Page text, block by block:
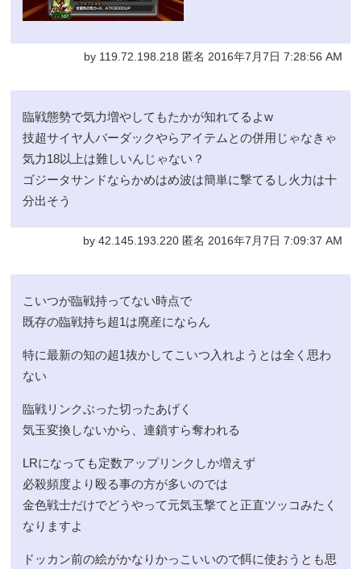
by 119.72.198.218 匿名 2016年7月7日 7:28:56 AM
臨戦態勢で気力増やしてもたかが知れてるよw
技超サイヤ人バーダックやらアイテムとの併用じゃなきゃ
気力18以上は難しいんじゃない？
ゴジータサンドならかめはめ波は簡単に撃てるし火力は十
分出そう
by 42.145.193.220 匿名 2016年7月7日 7:09:37 AM
こいつが臨戦持ってない時点で
既存の臨戦持ち超1は廃産にならん
特に最新の知の超1抜かしてこいつ入れようとは全く思わ
ない
臨戦リンクぶった切ったあげく
気玉変換しないから、連鎖すら奪われる
LRになっても定数アップリンクしか増えず
必殺頻度より殴る事の方が多いのでは
金色戦士だけでどうやって元気玉撃てと正直ツッコみたく
なりますよ
ドッカン前の絵がかなりかっこいいので餌に使おうとも思